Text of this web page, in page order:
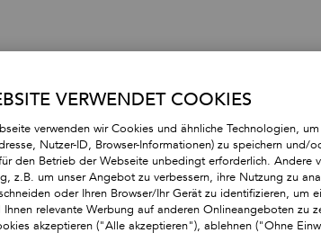
PERSÖNLICHE
BESTSELLER
VERWENDET COOKIES
verwenden wir Cookies und ähnliche Technologien,
Nutzer-ID, Browser-Informationen) zu speichern und/
den Betrieb der Webseite unbedingt erforderlich. Andere
z.B. um unser Angebot zu verbessern, ihre Nutzung zu
oder Ihren Browser/Ihr Gerät zu identifizieren, um
Ihnen relevante Werbung auf anderen Onlineangeboten zu
akzeptieren ("Alle akzeptieren"), ablehnen ("Ohne